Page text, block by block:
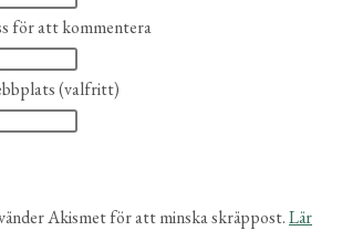
för att kommentera
(valfritt)
Akismet för att minska skräppost.Lär